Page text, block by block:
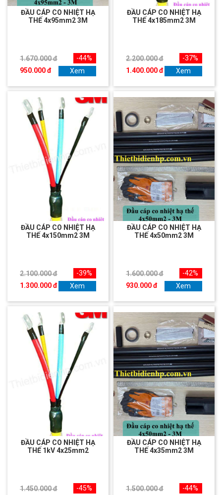
ĐẦU CÁP CO NHIỆT HẠ
THẾ 4x95mm2 3M
1.670.000 đ
950.000 đ
-44%
Xem
ĐẦU CÁP CO NHIỆT HẠ
THẾ 4x185mm2 3M
2.200.000 đ
1.400.000 đ
-37%
Xem
ĐẦU CÁP CO NHIỆT HẠ
THẾ 4x150mm2 3M
2.100.000 đ
1.300.000 đ
-39%
Xem
ĐẦU CÁP CO NHIỆT HẠ
THẾ 4x50mm2 3M
1.600.000 đ
930.000 đ
-42%
Xem
ĐẦU CÁP CO NHIỆT HẠ
THẾ 1kV 4x25mm2
1.450.000 đ
-45%
ĐẦU CÁP CO NHIỆT HẠ
THẾ 4x35mm2 3M
1.500.000 đ
-44%